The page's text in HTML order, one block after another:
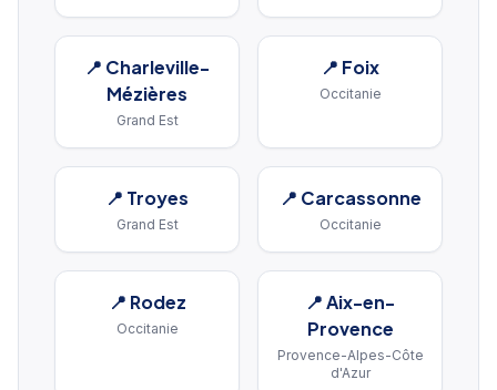
📍 Charleville-
Mézières
Grand Est
📍 Foix
Occitanie
📍 Troyes
Grand Est
📍 Carcassonne
Occitanie
📍 Rodez
Occitanie
📍Aix-en-
Provence
Provence-Alpes-Côte
d'Azur